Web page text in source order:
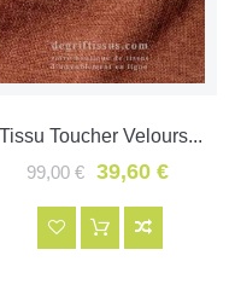
Tissu Toucher Velours...
99,00 €
39,60 €